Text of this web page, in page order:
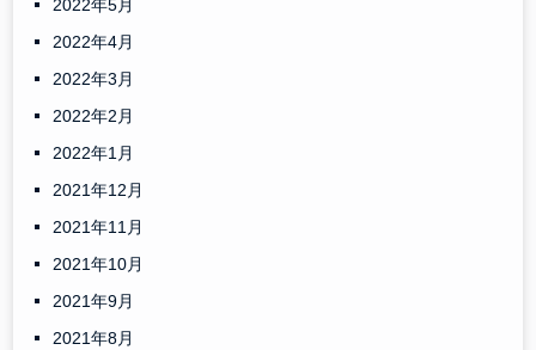
2022年5月
2022年4月
2022年3月
2022年2月
2022年1月
2021年12月
2021年11月
2021年10月
2021年9月
2021年8月